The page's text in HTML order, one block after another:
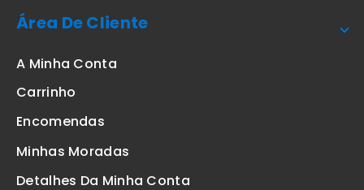
Área De Cliente
A Minha Conta
Carrinho
Encomendas
Minhas Moradas
Detalhes Da Minha Conta